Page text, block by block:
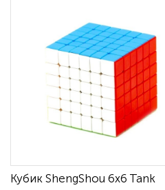
Кубик ShengShou 6x6 Tank